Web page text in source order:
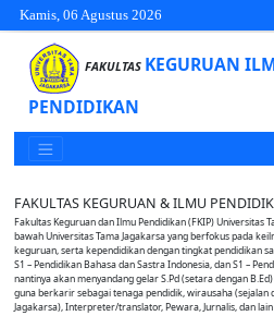
Kamis, 06 Agustus 2026
FAKULTAS KEGURUAN
PENDIDIKAN
FAKULTAS KEGURUAN & ILMU
Fakultas Keguruan dan Ilmu Pendidikan (FKIP) Universitas
bawah Universitas Tama Jagakarsa yang berfokus pada
keguruan, serta kependidikan dengan tingkat pendidikan
S1 – Pendidikan Bahasa dan Sastra Indonesia, dan S1 –
nantinya akan menyandang gelar S.Pd (setara dengan
guna berkarir sebagai tenaga pendidik, wirausaha (sejalan
Jagakarsa), Interpreter/translator, Pewara, Jurnalis, dan